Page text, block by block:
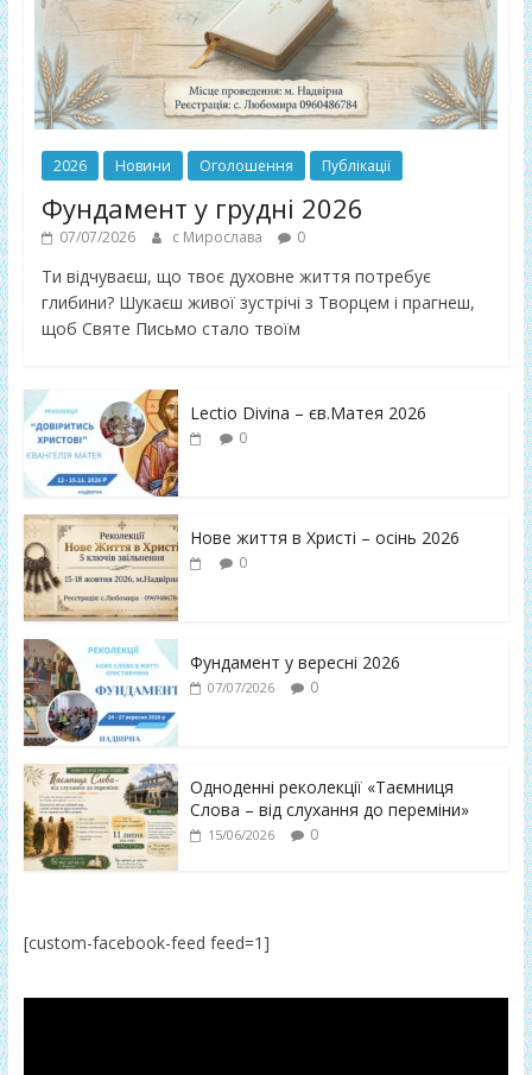
2026 Новини Оголошення Публікації
Фундамент у грудні 2026
07/07/2026 с Мирослава 0
Ти відчуваєш, що твоє духовне життя потребує
глибини? Шукаєш живої зустрічі з Творцем і прагнеш,
щоб Святе Письмо стало твоїм
Lectio Divina – єв.Матея 2026
0
Нове життя в Христі – осінь 2026
0
Фундамент у вересні 2026
07/07/2026 0
Одноденні реколекції «Таємниця
Слова – від слухання до переміни»
15/06/2026 0
[custom-facebook-feed feed=1]